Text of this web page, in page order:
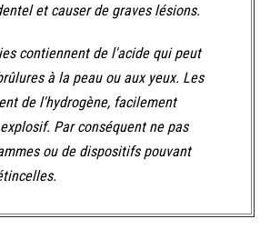
et causer de graves lésions.
contiennent de l'acide qui peut
à la peau ou aux yeux. Les
de l'hydrogène, facilement
Par conséquent ne pas
ou de dispositifs pouvant